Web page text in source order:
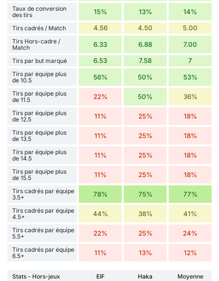
Taux de conversion
des tirs
15% 13% 14%
Tirs cadrés / Match 4.56 4.50 5.00
Tirs Hors-cadre /
Match
6.33 6.88 7.00
Tirs par but marqué 6.53 7.58 7
Tirs par équipe plus
de 10.5
56% 50% 53%
Tirs par équipe plus
de 11.5
22% 50% 36%
Tirs par équipe plus
de 12.5
11% 25% 18%
Tirs par équipe plus
de 13.5
11% 25% 18%
Tirs par équipe plus
de 14.5
11% 25% 18%
Tirs par équipe plus
de 15.5
11% 25% 18%
Tirs cadrés par équipe
3.5+
78% 75% 77%
Tirs cadrés par équipe
4.5+
44% 38% 41%
Tirs cadrés par équipe
5.5+
22% 25% 24%
Tirs cadrés par équipe
6.5+
11% 13% 12%
Stats - Hors-jeux EIF Haka
Moyenne